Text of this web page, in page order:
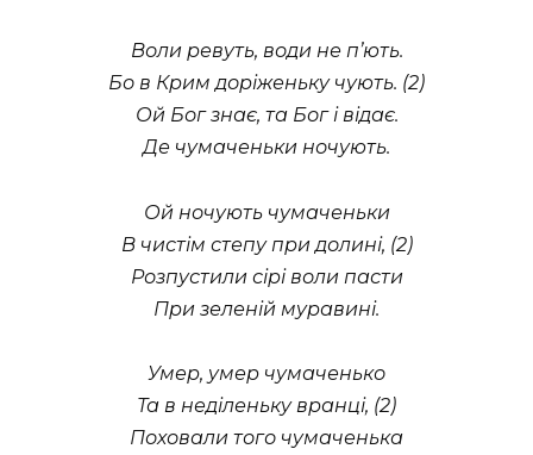
Воли ревуть, води не п’ють.
Бо в Крим доріженьку чують. (2)
Ой Бог знає, та Бог і відає.
Де чумаченьки ночують.
Ой ночують чумаченьки
В чистім степу при долині, (2)
Розпустили сірі воли пасти
При зеленій муравині.
Умер, умер чумаченько
Та в неділеньку вранці, (2)
Поховали того чумаченька